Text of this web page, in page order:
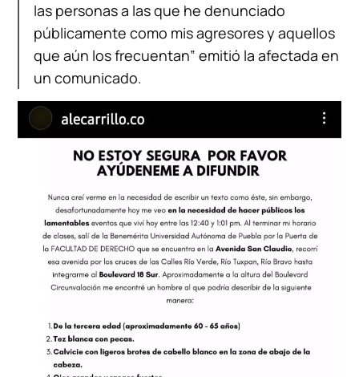
las personas a las que he denunciado
públicamente como mis agresores y aquellos
que aún los frecuentan” emitió la afectada en
un comunicado.